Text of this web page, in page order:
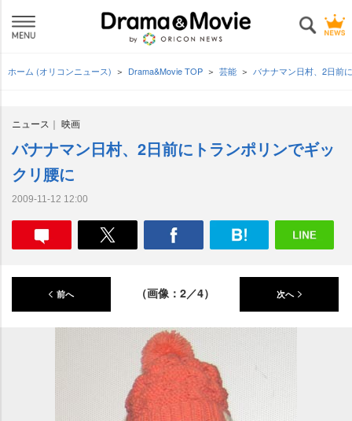
ホーム (オリコンニュース) Drama&Movie TOP 芸能 バナナマン日村、2日前
ニュース 映画
バナナマン日村、2日前にトランポリンでギッ
クリ腰に
2009-11-12 12:00
前へ （画像：2／4） 次へ